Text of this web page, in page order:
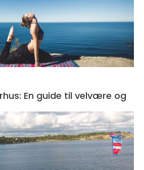
En guide til velvære og